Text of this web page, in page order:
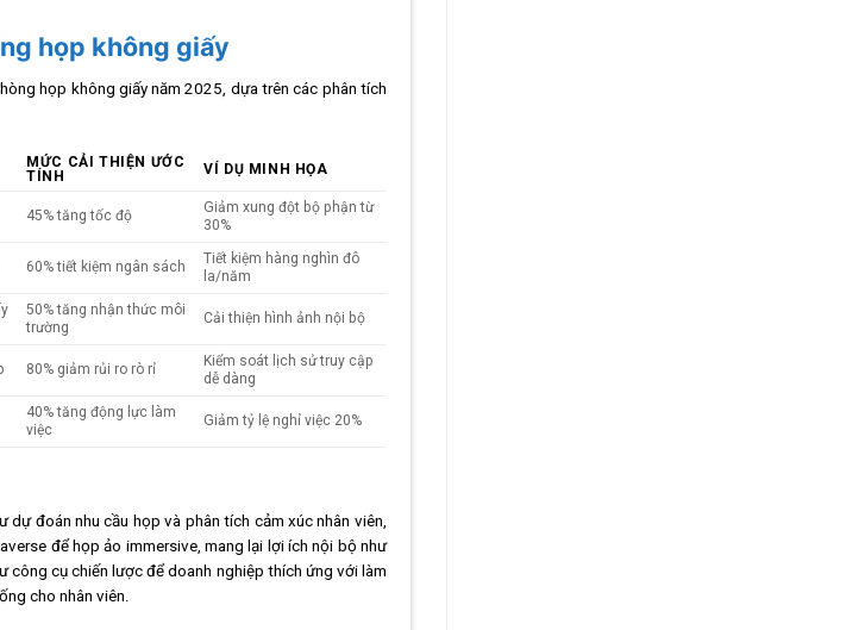
họp không giấy
họp không giấy năm 2025, dựa trên các phân tích
MỨC CẢI THIỆN ƯỚC
TÍNH
VÍ DỤ MINH HỌA
45% tăng tốc độ
Giảm xung đột bộ phận từ
30%
60% tiết kiệm ngân sách
Tiết kiệm hàng nghìn đô
la/năm
50% tăng nhận thức môi
trường
Cải thiện hình ảnh nội bộ
80% giảm rủi ro rò rỉ
Kiểm soát lịch sử truy cập
dễ dàng
40% tăng động lực làm
việc
Giảm tỷ lệ nghỉ việc 20%
đoán nhu cầu họp và phân tích cảm xúc nhân viên,
để họp ảo immersive, mang lại lợi ích nội bộ như
công cụ chiến lược để doanh nghiệp thích ứng với làm
cho nhân viên.